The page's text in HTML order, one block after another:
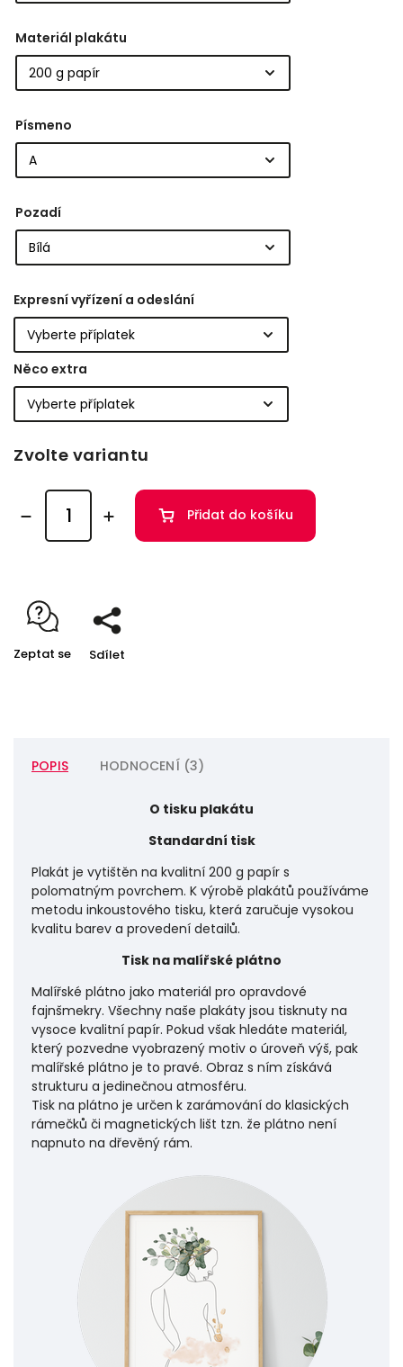
Materiál plakátu
Písmeno
Pozadí
Expresní vyřízení a odeslání
Něco extra
Zvolte variantu
Přidat do košíku
Zeptat se Sdílet
POPIS HODNOCENÍ (3)
O tisku plakátu
Standardní tisk
Plakát je vytištěn na kvalitní 200 g papír s
polomatným povrchem. K výrobě plakátů používáme
metodu inkoustového tisku, která zaručuje vysokou
kvalitu barev a provedení detailů.
Tisk na malířské plátno
Malířské plátno jako materiál pro opravdové
fajnšmekry. Všechny naše plakáty jsou tisknuty na
vysoce kvalitní papír. Pokud však hledáte materiál,
který pozvedne vyobrazený motiv o úroveň výš, pak
malířské plátno je to pravé. Obraz s ním získává
strukturu a jedinečnou atmosféru.
Tisk na plátno je určen k zarámování do klasických
rámečků či magnetických lišt tzn. že plátno není
napnuto na dřevěný rám.